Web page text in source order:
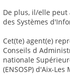
De plus, il/elle
des Systèmes
Cet(te) agent(e)
Conseils d
nationale
(ENSOSP) d'Aix-Les